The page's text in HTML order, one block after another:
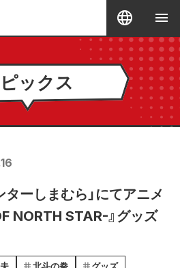
ピックス
ターしまむら」にてアニメ
NORTH STAR-』グッズ
北斗の拳 グッズ